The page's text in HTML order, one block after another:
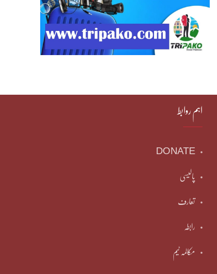
اہم روابط
DONATE
پالیسی
تعارف
رابطہ
مکالمہ ٹیم